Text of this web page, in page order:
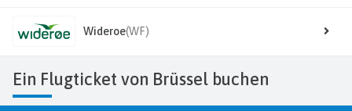
Wideroe(WF)
Ein Flugticket von Brüssel buchen